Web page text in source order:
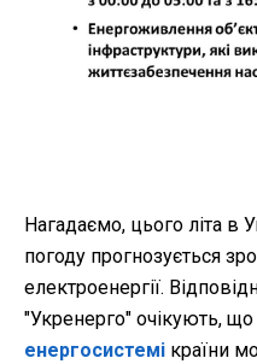
Нагадаємо, цього літа в
погоду прогнозується
електроенергії.
"Укренерго" очікують, що
енергосистемі країни